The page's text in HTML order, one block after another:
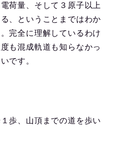
荷量、そして３原子以上
、ということまではわか
完全に理解しているわけ
も混成軌道も知らなかっ
です。
歩、山頂までの道を歩い